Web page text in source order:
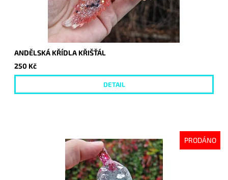
ANDĚLSKÁ KŘÍDLA KŘIŠŤÁL
250 Kč
DETAIL
PRODÁNO